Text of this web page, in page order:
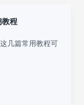
教程
几篇常用教程可